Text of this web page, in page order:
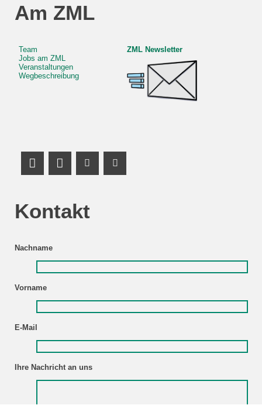
Am ZML
Team
Jobs am ZML
Veranstaltungen
Wegbeschreibung
ZML Newsletter
LinkedIn Profile
MastodonYoutube Channel
Youtube Channel
Kontakt
Nachname
Vorname
E-Mail
Ihre Nachricht an uns